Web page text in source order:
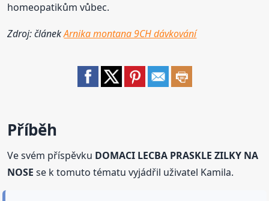
homeopatikům vůbec.
Zdroj: článekArnika montana 9CH dávkování
Příběh
Ve svém příspěvku DOMACI LECBA PRASKLE ZILKY NA
NOSE se k tomuto tématu vyjádřil uživatel Kamila.